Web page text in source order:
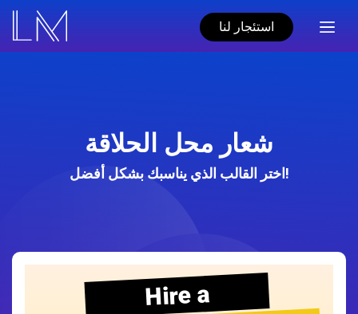
استئجار لنا
شعار محل الحلاقة
اختر القالب الذي يناسبك بشكل أفضل!
Hire a